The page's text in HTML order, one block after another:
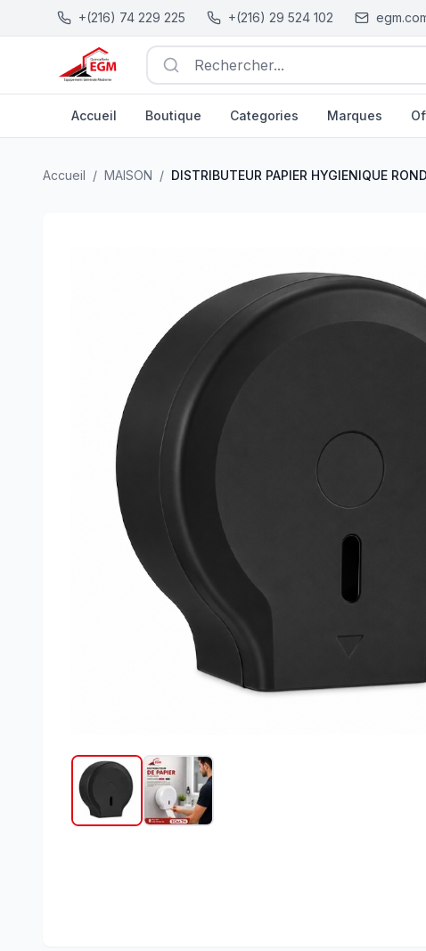
+(216) 74 229 225 +(216) 29 524 102
Rechercher...
Accueil Boutique Categories Marques
Accueil / MAISON / DISTRIBUTEUR PAPIER HYGIENIQUE